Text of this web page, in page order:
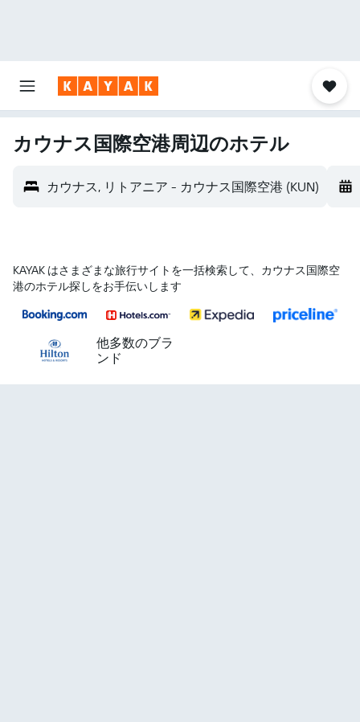
カウナス国際空港​周辺のホテル
カウナス, リトアニア - カウナス国際空港 (KUN)
KAYAK はさまざまな旅行サイトを一括検索して、カウナス国際空
港のホテル探しをお手伝いします
他多数のブラ
ンド